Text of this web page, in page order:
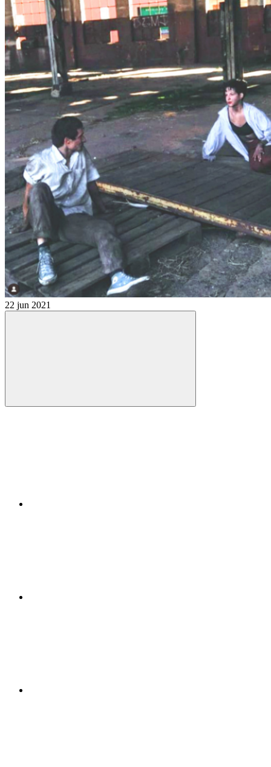
22 jun 2021
Compartilhar